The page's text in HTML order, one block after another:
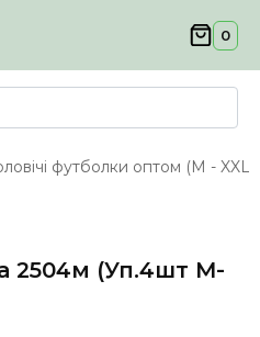
0
футболки оптом (M - XXL)
2504м (Уп.4шт M-